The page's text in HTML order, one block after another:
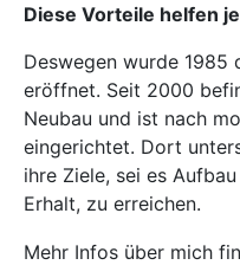
Diese Vorteile helfen
Deswegen wurde 1985
eröffnet. Seit 2000
Neubau und ist nach
eingerichtet. Dort
ihre Ziele, sei es
Erhalt, zu erreichen.
Mehr Infos über mich